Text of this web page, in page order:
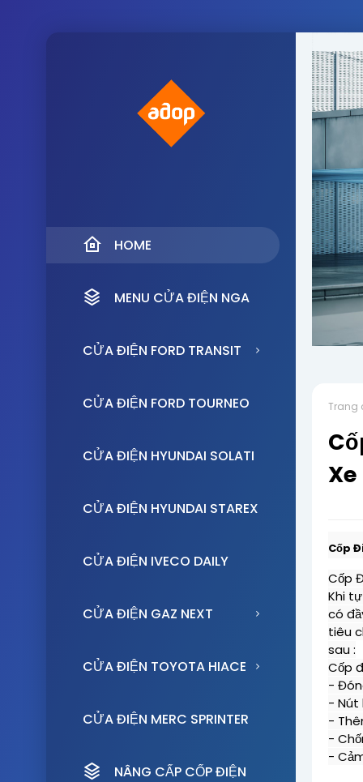
HOME
MENU CỬA ĐIỆN NGA
CỬA ĐIỆN FORD TRANSIT
CỬA ĐIỆN FORD TOURNEO
CỬA ĐIỆN HYUNDAI SOLATI
CỬA ĐIỆN HYUNDAI STAREX
CỬA ĐIỆN IVECO DAILY
CỬA ĐIỆN GAZ NEXT
CỬA ĐIỆN TOYOTA HIACE
CỬA ĐIỆN MERC SPRINTER
NÂNG CẤP CỐP ĐIỆN
Trang
Xe
Cốp
Cốp
Khi
có
tiêu
sau :
Cốp
-
- Nút
-
-
-